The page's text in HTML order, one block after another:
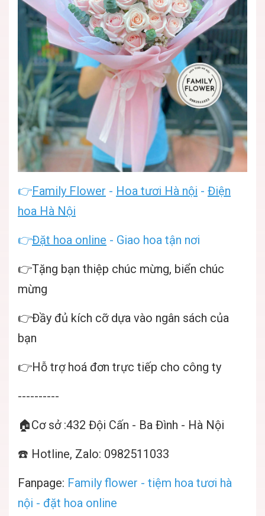
👉Family Flower - Hoa tươi Hà nội - Điện
hoa Hà Nội
👉Đặt hoa online - Giao hoa tận nơi
👉Tặng bạn thiệp chúc mừng, biển chúc
mừng
👉Đầy đủ kích cỡ dựa vào ngân sách của
bạn
👉Hỗ trợ hoá đơn trực tiếp cho công ty
----------
🏠Cơ sở :432 Đội Cấn - Ba Đình - Hà Nội
☎️ Hotline, Zalo: 0982511033
Fanpage: Family flower - tiệm hoa tươi hà
nội - đặt hoa online